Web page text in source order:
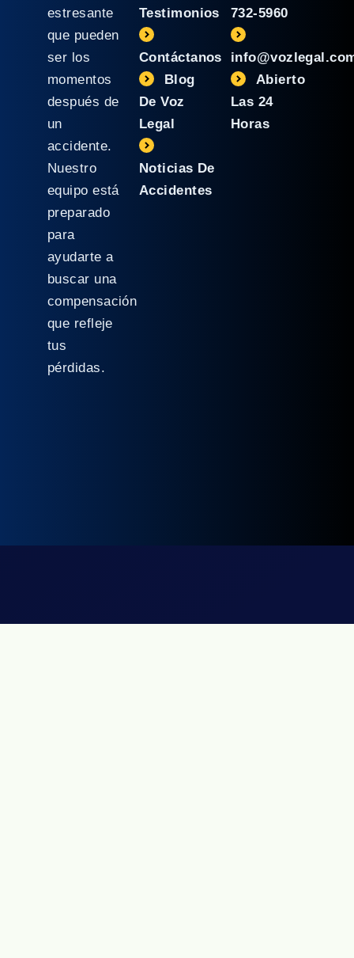
estresante
que pueden
ser los
momentos
después de
un
accidente.
Nuestro
equipo está
preparado
para
ayudarte a
buscar una
compensación
que refleje
tus
pérdidas.
Testimonios
Contáctanos
Blog
De Voz
Legal
Noticias De
Accidentes
732-5960
Abierto
Las 24
Horas